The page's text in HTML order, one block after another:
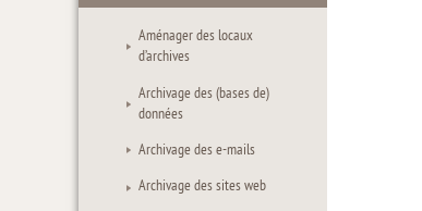
Aménager des locaux
d’archives
Archivage des (bases de)
données
Archivage des e-mails
Archivage des sites web